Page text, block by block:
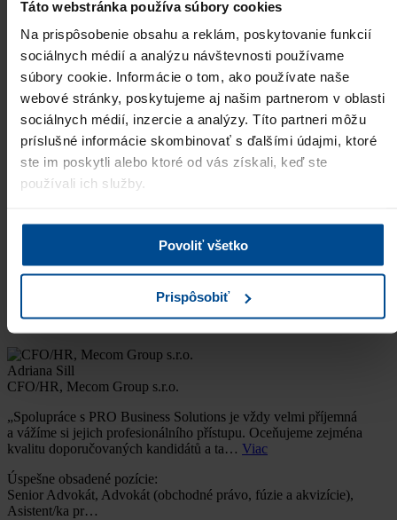
Táto webstránka používa súbory cookies
Na prispôsobenie obsahu a reklám, poskytovanie funkcií
sociálnych médií a analýzu návštevnosti používame
súbory cookie. Informácie o tom, ako používate naše
webové stránky, poskytujeme aj našim partnerom v oblasti
sociálnych médií, inzercie a analýzy. Títo partneri môžu
príslušné informácie skombinovať s ďalšími údajmi, ktoré
ste im poskytli alebo ktoré od vás získali, keď ste
používali ich služby.
Povoliť všetko
Prispôsobiť
Lucia Machová
Head of HR, Camfil s.r.o.
,,Napriek zložitej situácii na trhu práce ste nám dokázali ponúknuť,
z môjho pohľadu, vysoko kvalitných uchádzačov. Aj keď
vynaložená snaha obsadiť pozíciu neskončila poz…Viac
Úspešne obsadené pozície:
Purchasing specialist
Jana Halašová
"Spolupráca s personálnou agentúrou PRO Business Solutions nám
ako firme a mne ako človeku zodpovednému za financie a HR
ukázala aj to, "ako" sa to ma robiť. Prístup PROBS je osob…Viac
Úspešne obsadené pozície:
Field Sales Manager, Area Sales Manager FMCG, Key Account
Manager, Obchodný zást…
Adriana Sill
CFO/HR, Mecom Group s.r.o.
„Spolupráce s PRO Business Solutions je vždy velmi příjemná
a vážíme si jejich profesionálního přístupu. Oceňujeme zejména
kvalitu doporučovaných kandidátů a ta… Viac
Úspešne obsadené pozície:
Senior Advokát, Advokát (obchodné právo, fúzie a akvizície),
Asistent/ka pr…